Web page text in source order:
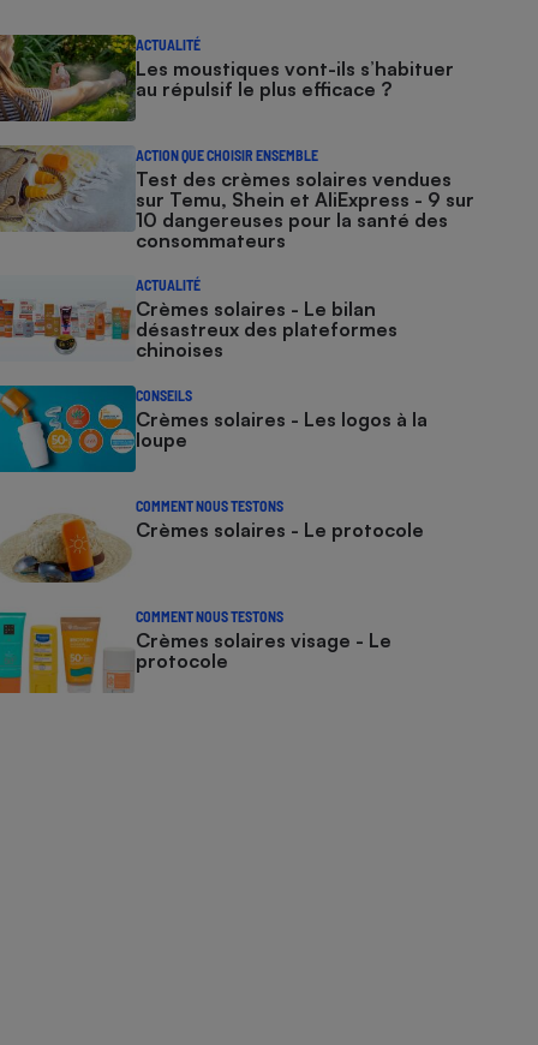
ACTUALITÉ
Les moustiques vont-ils s’habituer
au répulsif le plus efficace ?
ACTION QUE CHOISIR ENSEMBLE
Test des crèmes solaires vendues
sur Temu, Shein et AliExpress - 9 sur
10 dangereuses pour la santé des
consommateurs
ACTUALITÉ
Crèmes solaires - Le bilan
désastreux des plateformes
chinoises
CONSEILS
Crèmes solaires - Les logos à la
loupe
COMMENT NOUS TESTONS
Crèmes solaires - Le protocole
COMMENT NOUS TESTONS
Crèmes solaires visage - Le
protocole